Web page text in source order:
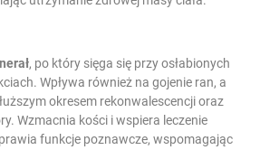
, po który sięga się przy osłabionych
Wpływa również na gojenie ran, a
okresem rekonwalescencji oraz
Wzmacnia kości i wspiera leczenie
funkcje poznawcze, wspomagając